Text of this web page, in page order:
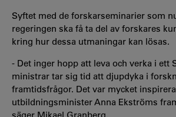
Syftet med de forskarseminarier som
regeringen ska få ta del av forskares
kring hur dessa utmaningar kan lösas.
- Det inger hopp att leva och verka i ett
ministrar tar sig tid att djupdyka i
framtidsfrågor. Det var mycket
utbildningsminister Anna Ekströms
säger Mikael Granberg.